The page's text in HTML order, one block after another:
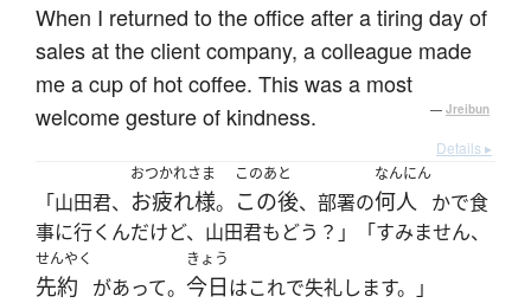
When I returned to the office after a tiring day of
sales at the client company, a colleague made
me a cup of hot coffee. This was a most
welcome gesture of kindness.
— Jreibun
Details ▸
「山田君、
おつかれさま
お疲れ様。
このあと
この後、部署の
なんにん
何人 かで食
事に行くんだけど、山田君もどう？」「すみません、
せんやく
先約 があって。
きょう
今日はこれで失礼します。」